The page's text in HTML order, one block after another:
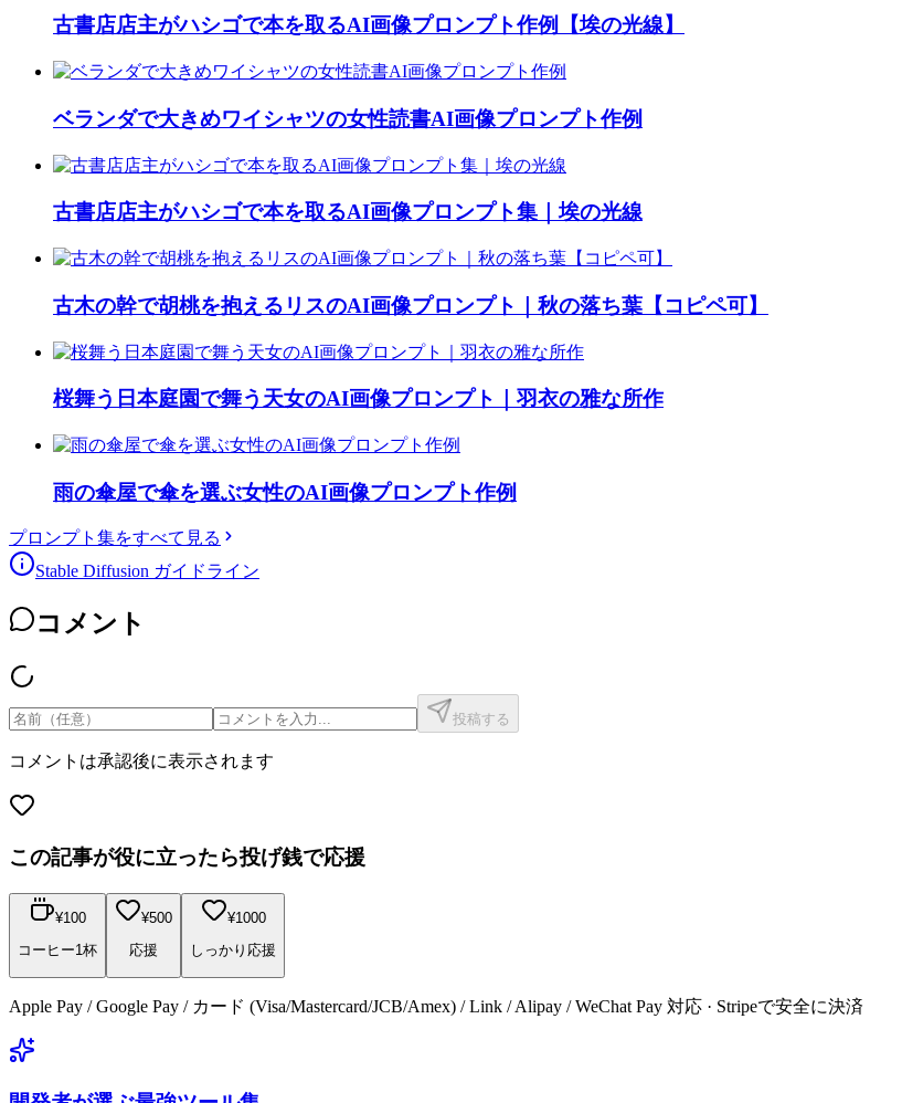
古書店店主がハシゴで本を取るAI画像プロンプト作例【埃の光線】
ベランダで大きめワイシャツの女性読書AI画像プロンプト作例
古書店店主がハシゴで本を取るAI画像プロンプト集｜埃の光線
古木の幹で胡桃を抱えるリスのAI画像プロンプト｜秋の落ち葉【コピペ可】
桜舞う日本庭園で舞う天女のAI画像プロンプト｜羽衣の雅な所作
雨の傘屋で傘を選ぶ女性のAI画像プロンプト作例
プロンプト集をすべて見る
Stable Diffusion ガイドライン
コメント
投稿する
コメントは承認後に表示されます
この記事が役に立ったら投げ銭で応援
¥100
コーヒー1杯
¥500
応援
¥1000
しっかり応援
Apple Pay / Google Pay / カード (Visa/Mastercard/JCB/Amex) / Link / Alipay / WeChat Pay 対応 · Stripeで安全に決済